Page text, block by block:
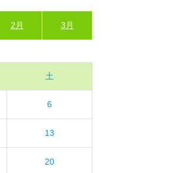
2月 3月
土
6
13
20